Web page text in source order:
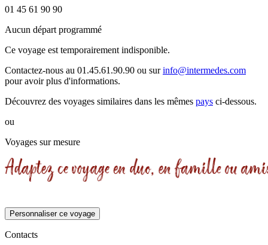
01 45 61 90 90
Aucun départ programmé
Ce voyage est temporairement indisponible.
Contactez-nous au 01.45.61.90.90 ou surinfo@intermedes.com
pour avoir plus d'informations.
Découvrez des voyages similaires dans les mêmes pays ci-dessous.
ou
Voyages sur mesure
Personnaliser ce voyage
Contacts